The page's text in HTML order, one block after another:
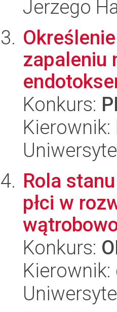
Jerzego
zapaleniu
Konkurs:
Kierownik:
Rola
płci w
Konkurs:
Kierownik: